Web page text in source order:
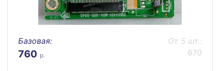
Базовая:
760 р.
От 5 шт.:
670